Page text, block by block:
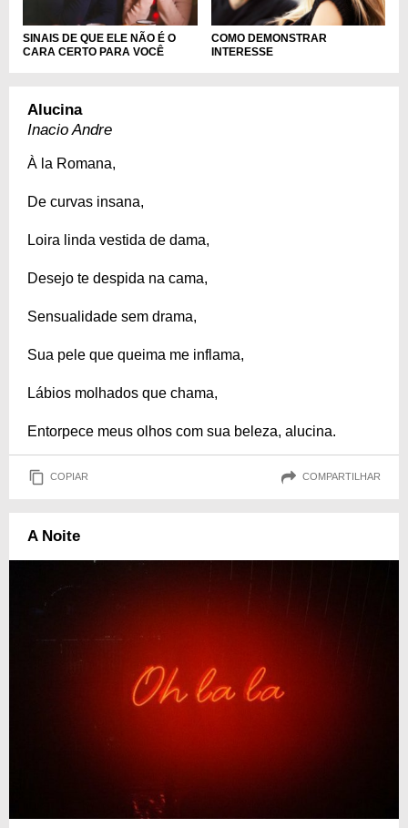
SINAIS DE QUE ELE NÃO É O
CARA CERTO PARA VOCÊ
COMO DEMONSTRAR
INTERESSE
Alucina
Inacio Andre
À la Romana,
De curvas insana,
Loira linda vestida de dama,
Desejo te despida na cama,
Sensualidade sem drama,
Sua pele que queima me inflama,
Lábios molhados que chama,
Entorpece meus olhos com sua beleza, alucina.
COPIAR COMPARTILHAR
A Noite